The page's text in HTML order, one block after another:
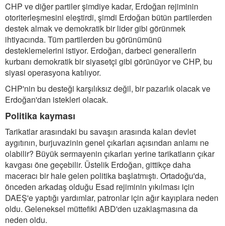
CHP ve diğer partiler şimdiye kadar, Erdoğan rejiminin
otoriterleşmesini eleştirdi, şimdi Erdoğan bütün partilerden
destek almak ve demokratik bir lider gibi görünmek
ihtiyacında. Tüm partilerden bu görünümünü
desteklemelerini istiyor. Erdoğan, darbeci generallerin
kurbanı demokratik bir siyasetçi gibi görünüyor ve CHP, bu
siyasi operasyona katılıyor.
CHP'nin bu desteği karşılıksız değil, bir pazarlık olacak ve
Erdoğan'dan istekleri olacak.
Politika kayması
Tarikatlar arasındaki bu savaşın arasında kalan devlet
aygıtının, burjuvazinin genel çıkarları açısından anlamı ne
olabilir? Büyük sermayenin çıkarları yerine tarikatların çıkar
kavgası öne geçebilir. Üstelik Erdoğan, gittikçe daha
maceracı bir hale gelen politika başlatmıştı. Ortadoğu'da,
önceden arkadaş olduğu Esad rejiminin yıkılması için
DAEŞ'e yaptığı yardımlar, patronlar için ağır kayıplara neden
oldu. Geleneksel müttefiki ABD'den uzaklaşmasına da
neden oldu.